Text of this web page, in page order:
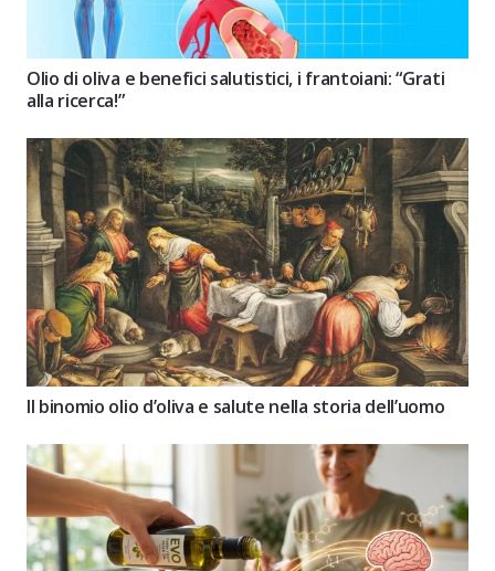
Olio di oliva e benefici salutistici, i frantoiani: “Grati
alla ricerca!”
Il binomio olio d’oliva e salute nella storia dell’uomo